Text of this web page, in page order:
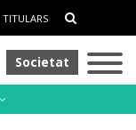
TITULARS
Societat